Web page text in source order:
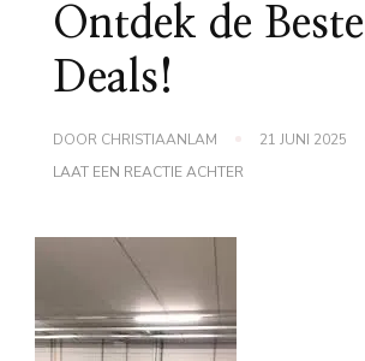
Ontdek de Beste
Deals!
DOOR CHRISTIAANLAM
21 JUNI 2025
LAAT EEN REACTIE ACHTER